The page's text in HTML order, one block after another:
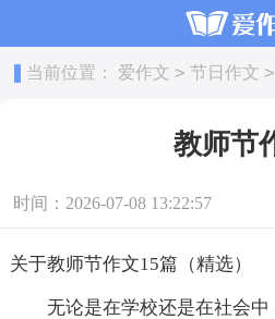
当前位置： 爱作文 > 节日作文 >
教师节
时间：2026-07-08 13:22:57
关于教师节作文15篇（精选）
无论是在学校还是在社会中